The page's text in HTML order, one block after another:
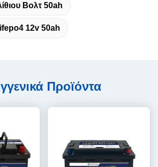
Βολτ 50ah
12v 50ah
Προϊόντα